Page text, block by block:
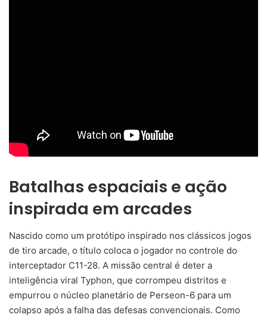
Batalhas espaciais e ação
inspirada em arcades
Nascido como um protótipo inspirado nos clássicos jogos
de tiro arcade, o título coloca o jogador no controle do
interceptador C11-28. A missão central é deter a
inteligência viral Typhon, que corrompeu distritos e
empurrou o núcleo planetário de Perseon-6 para um
colapso após a falha das defesas convencionais. Como